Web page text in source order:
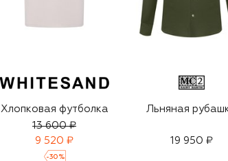
Хлопковая футболка
13 600 ₽
9 520 ₽
-30 %
Льняная
19 950 ₽